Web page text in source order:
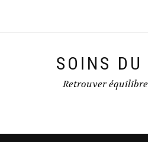
SOINS DU
Retrouver